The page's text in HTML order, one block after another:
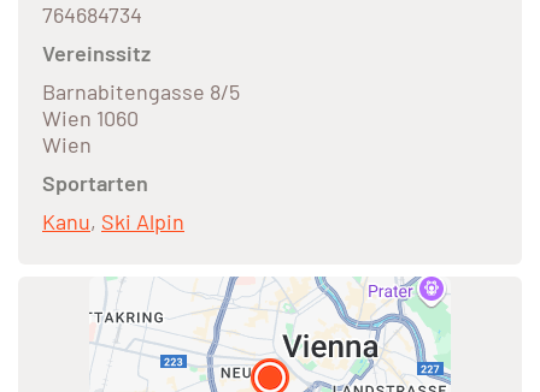
764684734
Vereinssitz
Barnabitengasse 8/5
Wien 1060
Wien
Sportarten
Kanu, Ski Alpin